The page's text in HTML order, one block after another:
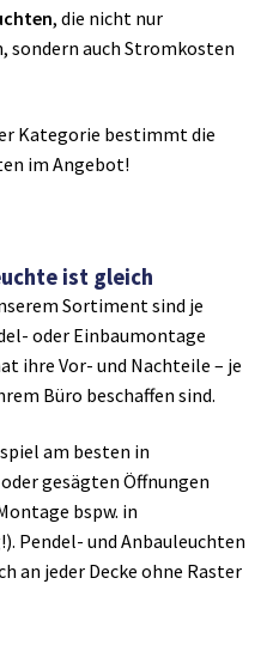
, die nicht nur
sondern auch Stromkosten
Kategorie bestimmt die
im Angebot!
ist gleich
Sortiment sind je
oder Einbaumontage
ihre Vor- und Nachteile – je
Büro beschaffen sind.
am besten in
gesägten Öffnungen
bspw. in
Pendel- und Anbauleuchten
an jeder Decke ohne Raster